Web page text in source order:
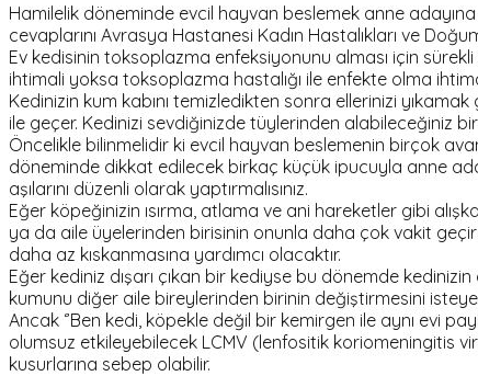
Hamilelik döneminde evcil hayvan beslemek anne
cevaplarını Avrasya Hastanesi Kadın Hastalıkları ve
Ev kedisinin toksoplazma enfeksiyonunu alması için
ihtimali yoksa toksoplazma hastalığı ile enfekte olma
Kedinizin kum kabını temizledikten sonra ellerinizi
ile geçer. Kedinizi sevdiğinizde tüylerinden alabileceğiniz
Öncelikle bilinmelidir ki evcil hayvan beslemenin birçok
döneminde dikkat edilecek birkaç küçük ipucuyla anne
aşılarını düzenli olarak yaptırmalısınız.
Eğer köpeğinizin ısırma, atlama ve ani hareketler gibi
ya da aile üyelerinden birisinin onunla daha çok vakit
daha az kıskanmasına yardımcı olacaktır.
Eğer kediniz dışarı çıkan bir kediyse bu dönemde kedinizin
kumunu diğer aile bireylerinden birinin değiştirmesini
Ancak ‘’Ben kedi, köpekle değil bir kemirgen ile aynı evi
olumsuz etkileyebilecek LCMV (lenfositik koriomeningitis
kusurlarına sebep olabilir.